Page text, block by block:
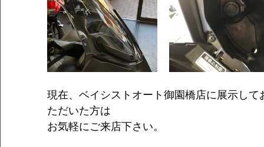
現在、ベイシストオート御園橋店に展示し
ただいた方は
お気軽にご来店下さい。